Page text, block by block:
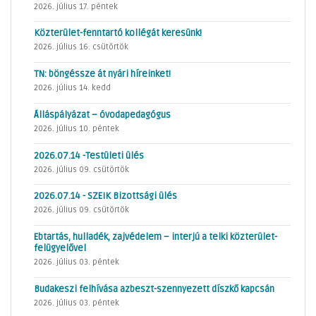
2026. július 17. péntek
Közterület-fenntartó kollégát keresünk!
2026. július 16. csütörtök
TN: böngéssze át nyári híreinket!
2026. július 14. kedd
Álláspályázat – óvodapedagógus
2026. július 10. péntek
2026.07.14 -Testületi ülés
2026. július 09. csütörtök
2026.07.14 - SZEIK Bizottsági ülés
2026. július 09. csütörtök
Ebtartás, hulladék, zajvédelem – interjú a telki közterület-
felügyelővel
2026. július 03. péntek
Budakeszi felhívása azbeszt-szennyezett díszkő kapcsán
2026. július 03. péntek